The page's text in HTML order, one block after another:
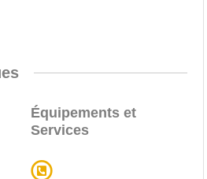
Équipements et
Services